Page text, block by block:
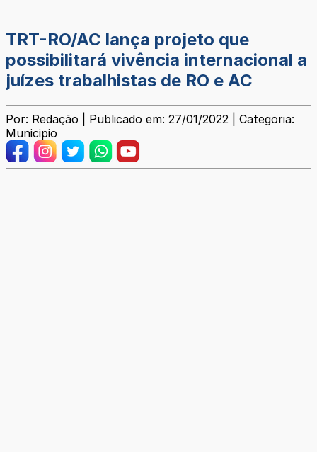
TRT-RO/AC lança projeto que
possibilitará vivência internacional a
juízes trabalhistas de RO e AC
Por: Redação | Publicado em: 27/01/2022 | Categoria:
Municipio